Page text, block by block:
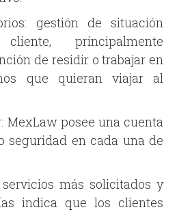
gestión de situación
principalmente
de residir o trabajar en
que quieran viajar al
MexLaw posee una cuenta
seguridad en cada una de
más solicitados y
indica que los clientes